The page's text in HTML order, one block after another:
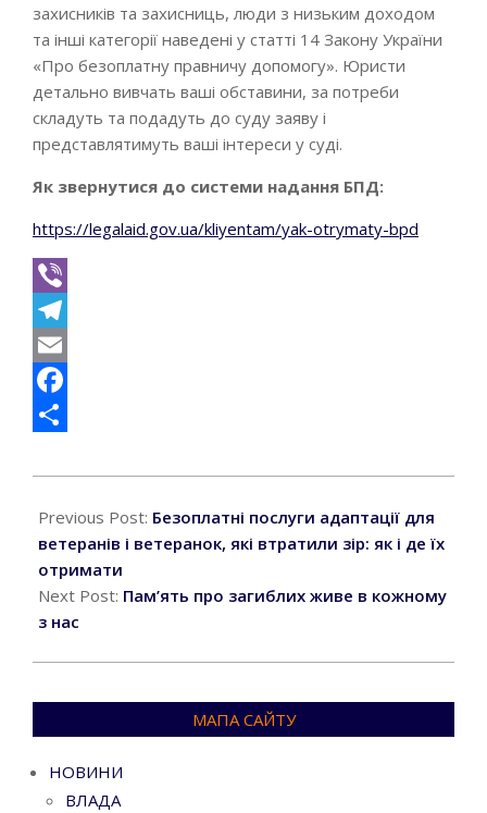
захисників та захисниць, люди з низьким доходом
та інші категорії наведені у статті 14 Закону України
«Про безоплатну правничу допомогу». Юристи
детально вивчать ваші обставини, за потреби
складуть та подадуть до суду заяву і
представлятимуть ваші інтереси у суді.
Як звернутися до системи надання БПД:
https://legalaid.gov.ua/kliyentam/yak-otrymaty-bpd
Viber
Telegram
Email
Facebook
05-
15
Previous Post: Безоплатні послуги адаптації для
ветеранів і ветеранок, які втратили зір: як і де їх
отримати
Next Post: Пам’ять про загиблих живе в кожному
з нас
МАПА САЙТУ
НОВИНИ
ВЛАДА